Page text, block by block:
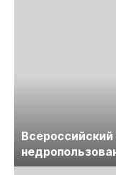
Всероссийский